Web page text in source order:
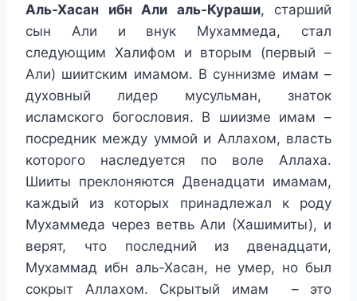
Аль-Хасан ибн Али аль-Кураши, старший
сын Али и внук Мухаммеда, стал
следующим Халифом и вторым (первый –
Али) шиитским имамом. В суннизме имам –
духовный лидер мусульман, знаток
исламского богословия. В шиизме имам –
посредник между уммой и Аллахом, власть
которого наследуется по воле Аллаха.
Шииты преклоняются Двенадцати имамам,
каждый из которых принадлежал к роду
Мухаммеда через ветвь Али (Хашимиты), и
верят, что последний из двенадцати,
Мухаммад ибн аль-Хасан, не умер, но был
сокрыт Аллахом. Скрытый имам – это